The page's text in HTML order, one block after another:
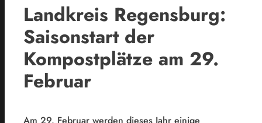
Landkreis Regensburg:
Saisonstart der
Kompostplätze am 29.
Februar